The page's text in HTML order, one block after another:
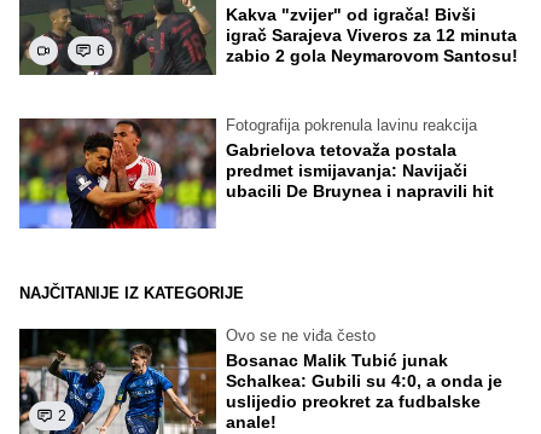
6
Kakva "zvijer" od igrača! Bivši
igrač Sarajeva Viveros za 12 minuta
zabio 2 gola Neymarovom Santosu!
Fotografija pokrenula lavinu reakcija
Gabrielova tetovaža postala
predmet ismijavanja: Navijači
ubacili De Bruynea i napravili hit
NAJČITANIJE IZ KATEGORIJE
2
Ovo se ne viđa često
Bosanac Malik Tubić junak
Schalkea: Gubili su 4:0, a onda je
uslijedio preokret za fudbalske
anale!